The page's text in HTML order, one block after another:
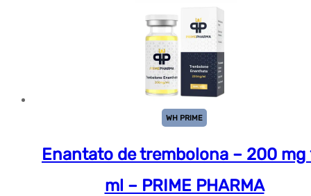
WH PRIME
Enantato de trembolona – 200 mg
ml – PRIME PHARMA